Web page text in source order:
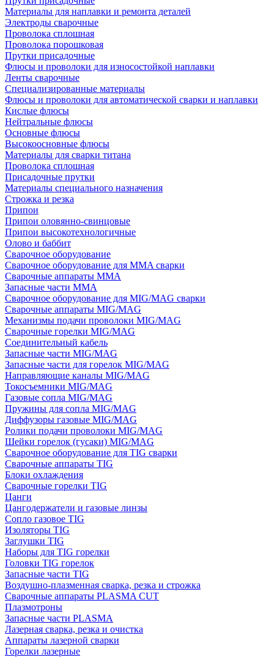
Материалы для наплавки и ремонта деталей
Электроды сварочные
Проволока сплошная
Проволока порошковая
Прутки присадочные
Флюсы и проволоки для износостойкой наплавки
Ленты сварочные
Специализированные материалы
Флюсы и проволоки для автоматической сварки и наплавки
Кислые флюсы
Нейтральные флюсы
Основные флюсы
Высокоосновные флюсы
Материалы для сварки титана
Проволока сплошная
Присадочные прутки
Материалы специального назначения
Строжка и резка
Припои
Припои оловянно-свинцовые
Припои высокотехнологичные
Олово и баббит
Сварочное оборудование
Сварочное оборудование для MMA сварки
Сварочные аппараты MMA
Запасные части MMA
Сварочное оборудование для MIG/MAG сварки
Сварочные аппараты MIG/MAG
Механизмы подачи проволоки MIG/MAG
Сварочные горелки MIG/MAG
Соединительный кабель
Запасные части MIG/MAG
Запасные части для горелок MIG/MAG
Направляющие каналы MIG/MAG
Токосъемники MIG/MAG
Газовые сопла MIG/MAG
Пружины для сопла MIG/MAG
Диффузоры газовые MIG/MAG
Ролики подачи проволоки MIG/MAG
Шейки горелок (гусаки) MIG/MAG
Сварочное оборудование для TIG сварки
Сварочные аппараты TIG
Блоки охлаждения
Сварочные горелки TIG
Цанги
Цангодержатели и газовые линзы
Сопло газовое TIG
Изоляторы TIG
Заглушки TIG
Наборы для TIG горелки
Головки TIG горелок
Запасные части TIG
Воздушно-плазменная сварка, резка и строжка
Сварочные аппараты PLASMA CUT
Плазмотроны
Запасные части PLASMA
Лазерная сварка, резка и очистка
Аппараты лазерной сварки
Горелки лазерные